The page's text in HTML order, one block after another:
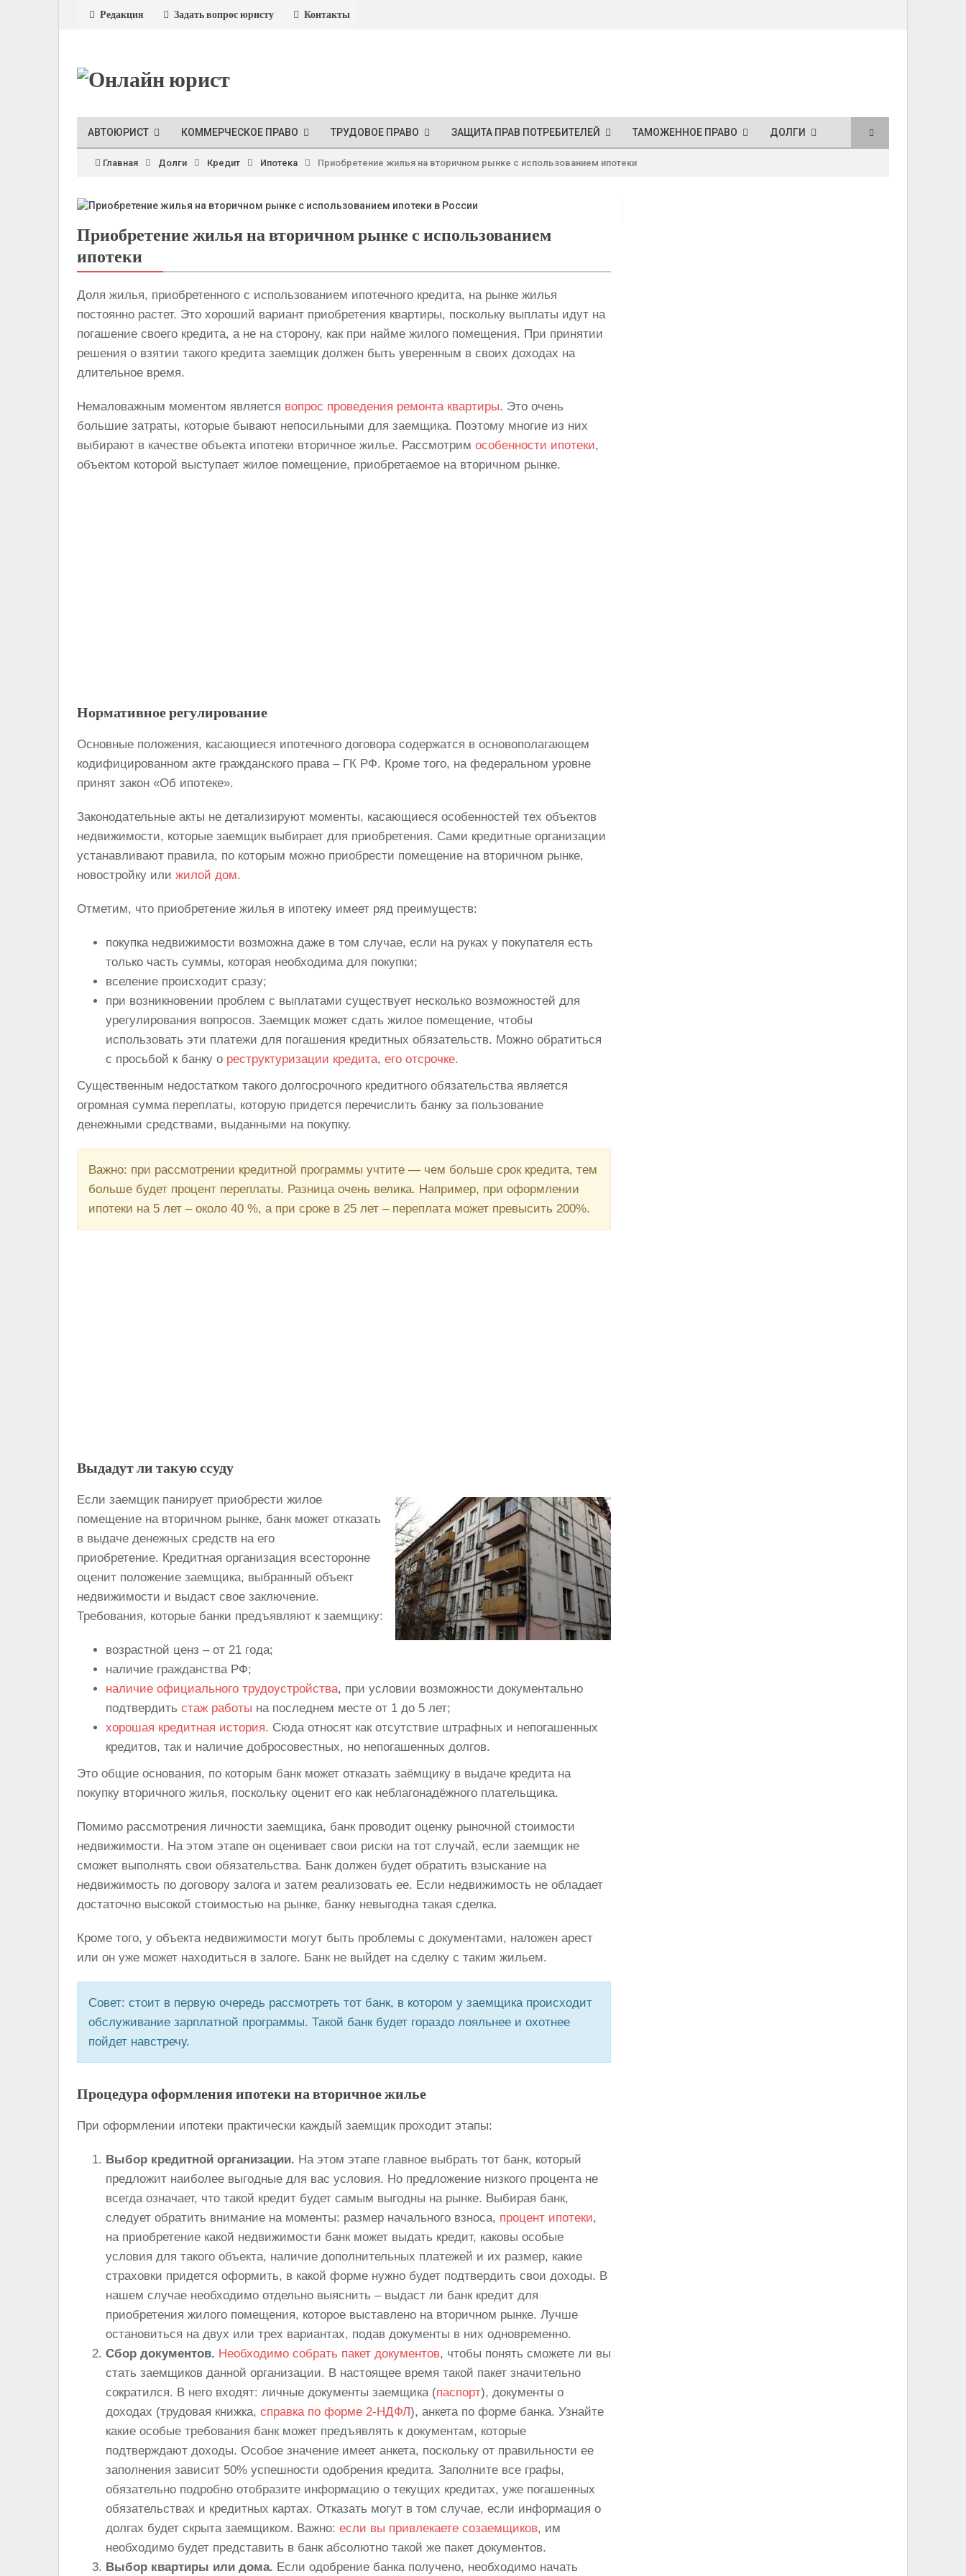
Редакция Задать вопрос юристу Контакты
АВТОЮРИСТ КОММЕРЧЕСКОЕ ПРАВО ТРУДОВОЕ ПРАВО ЗАЩИТА ПРАВ ПОТРЕБИТЕЛЕЙ ТАМОЖЕННОЕ ПРАВО ДОЛГИ
Главная Долги Кредит Ипотека Приобретение жилья на вторичном рынке с использованием ипотеки
Приобретение жилья на вторичном рынке с использованием
ипотеки
Доля жилья, приобретенного с использованием ипотечного кредита, на рынке жилья
постоянно растет. Это хороший вариант приобретения квартиры, поскольку выплаты идут на
погашение своего кредита, а не на сторону, как при найме жилого помещения. При принятии
решения о взятии такого кредита заемщик должен быть уверенным в своих доходах на
длительное время.
Немаловажным моментом является вопрос проведения ремонта квартиры. Это очень
большие затраты, которые бывают непосильными для заемщика. Поэтому многие из них
выбирают в качестве объекта ипотеки вторичное жилье. Рассмотрим особенности ипотеки,
объектом которой выступает жилое помещение, приобретаемое на вторичном рынке.
Нормативное регулирование
Основные положения, касающиеся ипотечного договора содержатся в основополагающем
кодифицированном акте гражданского права – ГК РФ. Кроме того, на федеральном уровне
принят закон «Об ипотеке».
Законодательные акты не детализируют моменты, касающиеся особенностей тех объектов
недвижимости, которые заемщик выбирает для приобретения. Сами кредитные организации
устанавливают правила, по которым можно приобрести помещение на вторичном рынке,
новостройку или жилой дом.
Отметим, что приобретение жилья в ипотеку имеет ряд преимуществ:
покупка недвижимости возможна даже в том случае, если на руках у покупателя есть
только часть суммы, которая необходима для покупки;
вселение происходит сразу;
при возникновении проблем с выплатами существует несколько возможностей для
урегулирования вопросов. Заемщик может сдать жилое помещение, чтобы
использовать эти платежи для погашения кредитных обязательств. Можно обратиться
с просьбой к банку о реструктуризации кредита, его отсрочке.
Существенным недостатком такого долгосрочного кредитного обязательства является
огромная сумма переплаты, которую придется перечислить банку за пользование
денежными средствами, выданными на покупку.
Важно: при рассмотрении кредитной программы учтите — чем больше срок кредита, тем
больше будет процент переплаты. Разница очень велика. Например, при оформлении
ипотеки на 5 лет – около 40 %, а при сроке в 25 лет – переплата может превысить 200%.
Выдадут ли такую ссуду
Если заемщик панирует приобрести жилое
помещение на вторичном рынке, банк может отказать
в выдаче денежных средств на его
приобретение. Кредитная организация всесторонне
оценит положение заемщика, выбранный объект
недвижимости и выдаст свое заключение.
Требования, которые банки предъявляют к заемщику:
возрастной ценз – от 21 года;
наличие гражданства РФ;
наличие официального трудоустройства, при условии возможности документально
подтвердить стаж работы на последнем месте от 1 до 5 лет;
хорошая кредитная история. Сюда относят как отсутствие штрафных и непогашенных
кредитов, так и наличие добросовестных, но непогашенных долгов.
Это общие основания, по которым банк может отказать заёмщику в выдаче кредита на
покупку вторичного жилья, поскольку оценит его как неблагонадёжного плательщика.
Помимо рассмотрения личности заемщика, банк проводит оценку рыночной стоимости
недвижимости. На этом этапе он оценивает свои риски на тот случай, если заемщик не
сможет выполнять свои обязательства. Банк должен будет обратить взыскание на
недвижимость по договору залога и затем реализовать ее. Если недвижимость не обладает
достаточно высокой стоимостью на рынке, банку невыгодна такая сделка.
Кроме того, у объекта недвижимости могут быть проблемы с документами, наложен арест
или он уже может находиться в залоге. Банк не выйдет на сделку с таким жильем.
Совет: стоит в первую очередь рассмотреть тот банк, в котором у заемщика происходит
обслуживание зарплатной программы. Такой банк будет гораздо лояльнее и охотнее
пойдет навстречу.
Процедура оформления ипотеки на вторичное жилье
При оформлении ипотеки практически каждый заемщик проходит этапы:
Выбор кредитной организации. На этом этапе главное выбрать тот банк, который
предложит наиболее выгодные для вас условия. Но предложение низкого процента не
всегда означает, что такой кредит будет самым выгодны на рынке. Выбирая банк,
следует обратить внимание на моменты: размер начального взноса, процент ипотеки,
на приобретение какой недвижимости банк может выдать кредит, каковы особые
условия для такого объекта, наличие дополнительных платежей и их размер, какие
страховки придется оформить, в какой форме нужно будет подтвердить свои доходы. В
нашем случае необходимо отдельно выяснить – выдаст ли банк кредит для
приобретения жилого помещения, которое выставлено на вторичном рынке. Лучше
остановиться на двух или трех вариантах, подав документы в них одновременно.
Сбор документов. Необходимо собрать пакет документов, чтобы понять сможете ли вы
стать заемщиков данной организации. В настоящее время такой пакет значительно
сократился. В него входят: личные документы заемщика (паспорт), документы о
доходах (трудовая книжка, справка по форме 2-НДФЛ), анкета по форме банка. Узнайте
какие особые требования банк может предъявлять к документам, которые
подтверждают доходы. Особое значение имеет анкета, поскольку от правильности ее
заполнения зависит 50% успешности одобрения кредита. Заполните все графы,
обязательно подробно отобразите информацию о текущих кредитах, уже погашенных
обязательствах и кредитных картах. Отказать могут в том случае, если информация о
долгах будет скрыта заемщиком. Важно: если вы привлекаете созаемщиков, им
необходимо будет представить в банк абсолютно такой же пакет документов.
Выбор квартиры или дома. Если одобрение банка получено, необходимо начать